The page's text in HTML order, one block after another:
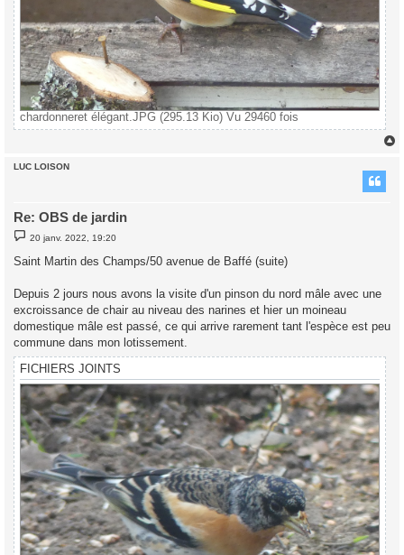
chardonneret élégant.JPG (295.13 Kio) Vu 29460 fois
LUC LOISON
Re: OBS de jardin
M
e
s
s
e
20 janv. 2022, 19:20
Saint Martin des Champs/50 avenue de Baffé (suite)
Depuis 2 jours nous avons la visite d'un pinson du nord mâle avec une
excroissance de chair au niveau des narines et hier un moineau
domestique mâle est passé, ce qui arrive rarement tant l'espèce est peu
commune dans mon lotissement.
FICHIERS JOINTS